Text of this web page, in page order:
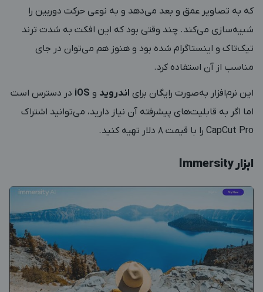
که به تصاویر عمق و بعد می‌دهد و به نوعی حرکت دوربین را
شبیه‌سازی می‌کند. چند وقتی بود که این افکت به شدت ترند
تیک‌تاک و اینستاگرام شده بود و هنوز هم می‌توان در جای
مناسب از آن استفاده کرد.
این نرم‌افزار به‌صورت رایگان برای اندروید و iOS در دسترس است
اما اگر به قابلیت‌های پیشرفته آن نیاز دارید، می‌توانید اشتراک
CapCut Pro را با قیمت ۸ دلار تهیه کنید.
ابزار Immersity